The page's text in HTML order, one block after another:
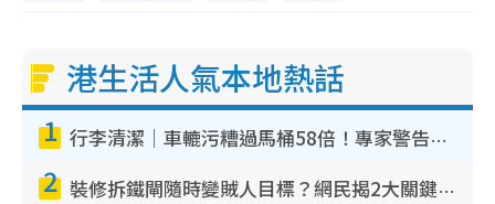
港生活人氣本地熱話
1 行李清潔｜車轆污糟過馬桶58倍！專家警告忌用酒精抹 教1招免污手除菌
2 裝修拆鐵閘隨時變賊人目標？網民揭2大關鍵用途：裝新式等於白裝？附新舊鐵閘分別